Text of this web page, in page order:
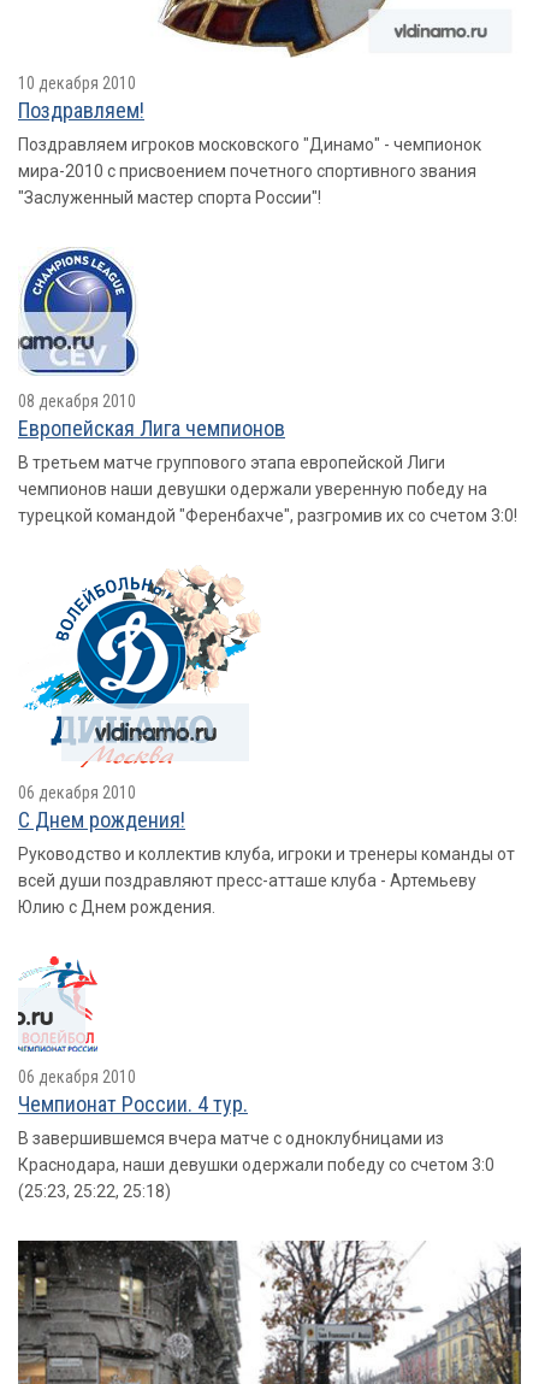
10 декабря 2010
Поздравляем!
Поздравляем игроков московского "Динамо" - чемпионок
мира-2010 с присвоением почетного спортивного звания
"Заслуженный мастер спорта России"!
08 декабря 2010
Европейская Лига чемпионов
В третьем матче группового этапа европейской Лиги
чемпионов наши девушки одержали уверенную победу на
турецкой командой "Ференбахче", разгромив их со счетом 3:0!
06 декабря 2010
С Днем рождения!
Руководство и коллектив клуба, игроки и тренеры команды от
всей души поздравляют пресс-атташе клуба - Артемьеву
Юлию с Днем рождения.
06 декабря 2010
Чемпионат России. 4 тур.
В завершившемся вчера матче с одноклубницами из
Краснодара, наши девушки одержали победу со счетом 3:0
(25:23, 25:22, 25:18)